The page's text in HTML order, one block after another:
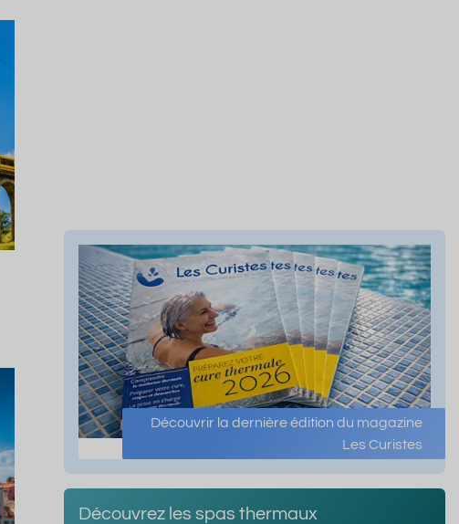
Découvrir la dernière édition du magazine
Les Curistes
Découvrez les spas thermaux